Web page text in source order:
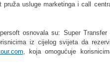
usluge marketinga i call
osnovala su: Super Transfer
iz cijelog svijeta da
, koja omogućuje